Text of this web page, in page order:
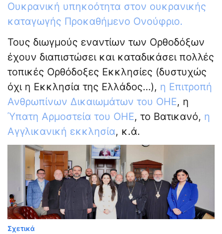
Ουκρανική υπηκοότητα στον ουκρανικής
καταγωγής Προκαθήμενο Ονούφριο.
Τους διωγμούς εναντίων των Ορθοδόξων
έχουν διαπιστώσει και καταδικάσει πολλές
τοπικές Ορθόδοξες Εκκλησίες (δυστυχώς
όχι η Εκκλησία της Ελλάδος…), η Επιτροπή
Ανθρωπίνων Δικαιωμάτων του ΟΗΕ, η
Ύπατη Αρμοστεία του ΟΗΕ, το Βατικανό, η
Αγγλικανική εκκλησία, κ.ά.
Σχετικά